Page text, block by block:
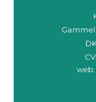
web: